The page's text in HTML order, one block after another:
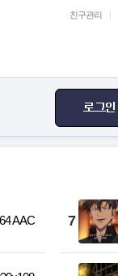
|
친구관리
AAC 7